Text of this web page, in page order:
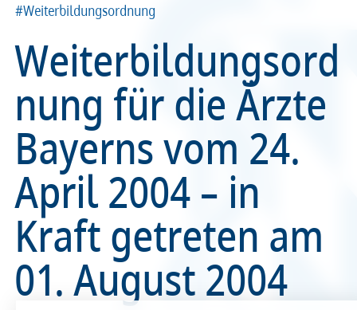
Patientinnen und Patienten
Kammer & Politik
Presse
Karriere
Recht
Service & Kontakt
meineBLÄK
Patientinnen und Patienten
Kammer & Politik
Presse
Karriere
Recht
Service & Kontakt
meineBLÄK
#Weiterbildungsordnung
Weiterbildungsord
nung für die Ärzte
Bayerns vom 24.
April 2004 – in
Kraft getreten am
01. August 2004